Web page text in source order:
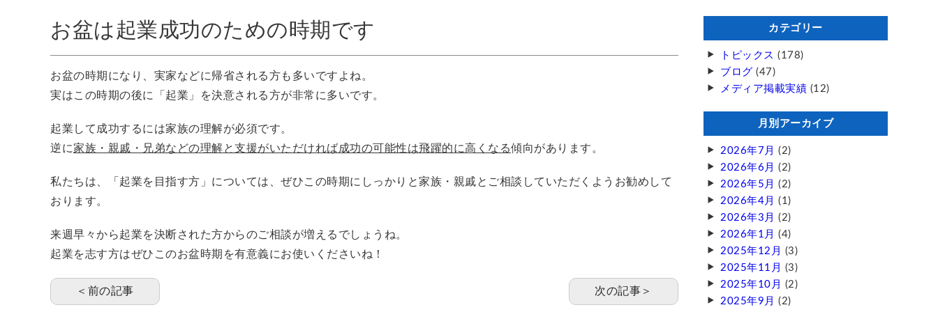
お盆は起業成功のための時期です
お盆の時期になり、実家などに帰省される方も多いですよね。
実はこの時期の後に「起業」を決意される方が非常に多いです。
起業して成功するには家族の理解が必須です。
逆に家族・親戚・兄弟などの理解と支援がいただければ成功の可能性は飛躍的に高くなる傾向があります。
私たちは、「起業を目指す方」については、ぜひこの時期にしっかりと家族・親戚とご相談していただくようお勧めして
おります。
来週早々から起業を決断された方からのご相談が増えるでしょうね。
起業を志す方はぜひこのお盆時期を有意義にお使いくださいね！
＜前の記事 次の記事＞
カテゴリー
トピックス (178)
ブログ (47)
メディア掲載実績 (12)
月別アーカイブ
2026年7月 (2)
2026年6月 (2)
2026年5月 (2)
2026年4月 (1)
2026年3月 (2)
2026年1月 (4)
2025年12月 (3)
2025年11月 (3)
2025年10月 (2)
2025年9月 (2)